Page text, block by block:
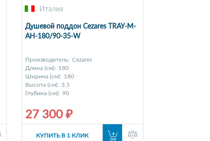
Италия
Душевой поддон Cezares TRAY-M-
AH-180/90-35-W
Производитель: Cezares
Длина (см): 180
Ширина (см): 180
Высота (см): 3,5
Глубина (см): 90
27 300 ₽
КУПИТЬ В 1 КЛИК